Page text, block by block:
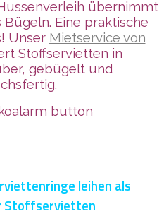
übernimmt
Eine praktische
Unser Mietservice von
Stoffservietten in
gebügelt und
leihen als
Stoffservietten